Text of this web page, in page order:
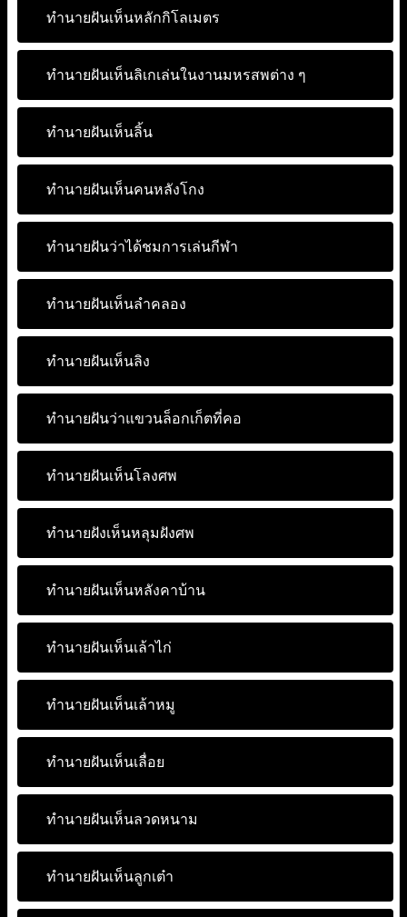
ทำนายฝันเห็นหลักกิโลเมตร
ทำนายฝันเห็นลิเกเล่นในงานมหรสพต่าง ๆ
ทำนายฝันเห็นลิ้น
ทำนายฝันเห็นคนหลังโกง
ทำนายฝันว่าได้ชมการเล่นกีฬา
ทำนายฝันเห็นลำคลอง
ทำนายฝันเห็นลิง
ทำนายฝันว่าแขวนล็อกเก็ตที่คอ
ทำนายฝันเห็นโลงศพ
ทำนายฝังเห็นหลุมฝังศพ
ทำนายฝันเห็นหลังคาบ้าน
ทำนายฝันเห็นเล้าไก่
ทำนายฝันเห็นเล้าหมู
ทำนายฝันเห็นเลื่อย
ทำนายฝันเห็นลวดหนาม
ทำนายฝันเห็นลูกเต๋า